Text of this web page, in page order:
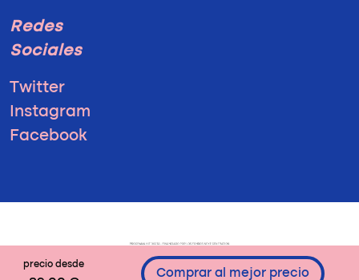
precio desde
Comprar al mejor precio
Redes
Sociales
Twitter
Instagram
Facebook